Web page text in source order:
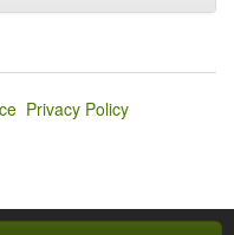
Privacy Policy